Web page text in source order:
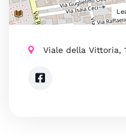
Viale della Vittoria,